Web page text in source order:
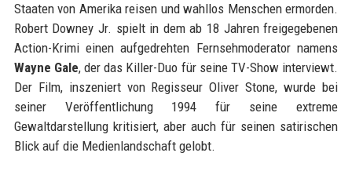
Staaten von Amerika reisen und wahllos Menschen ermorden.
Robert Downey Jr. spielt in dem ab 18 Jahren freigegebenen
Action-Krimi einen aufgedrehten Fernsehmoderator namens
Wayne Gale, der das Killer-Duo für seine TV-Show interviewt.
Der Film, inszeniert von Regisseur Oliver Stone, wurde bei
seiner Veröffentlichung 1994 für seine extreme
Gewaltdarstellung kritisiert, aber auch für seinen satirischen
Blick auf die Medienlandschaft gelobt.